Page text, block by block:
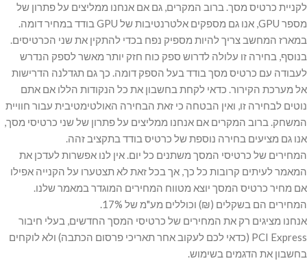
לקניית כרטיס מסך. ברוב המקרים, גם אם אנחנו ממליצים על פתרון של
מספר GPU, אנו גם מספקים אלטרנטיבות של GPU בודד במחיר דומה.
במארז המחשב צריך להיות מספיק נפח בכדי להתקין את שני הכרטיסים.
בנוסף, בחירה זו עלולה לדרוש ספק כוח חזק יותר מאשר לספק הנדרש
לעבודה עם כרטיס מסך בודד בעל הספק דומה. כך גם תגדלנה הדרישות
אל מערכת הקירור. כדאי לקחת בחשבון את כל הנקודות הללו אם אתם
נוטים לבחירה זו, ואין הבטחה כי זאת הבחירה האולטימטיבית עבור חוויית
המשחק. ברוב המקרים אם אנחנו ממליצים על פתרון של שני כרטיסי מסך,
אנו גם מציעים בחירה נוספת של כרטיס בודד בתקציב זהה.
המחירים של כרטיסי המסך משתנים כל יום. אין לנו אפשרות לעדכן את
המאמר לעיתים קרובות כל כך, אך בכל זאת לא תצטערו על הקנייה אפילו
אם מחיר כרטיס המסך יוצא מטווח המחירים המוגדר במאמר שלנו.
המחירים הם בשקלים (₪) וכוללים מע"מ של 17%.
אנחנו מציגים רק את המחירים של כרטיסי המסך החדשים, בעלי חיבור
PCI Express (כדאי לכם לעקוב אחר תאריכי פרסום הכתבה) ולא לוקחים
בחשבון את הדגמים בשימוש.